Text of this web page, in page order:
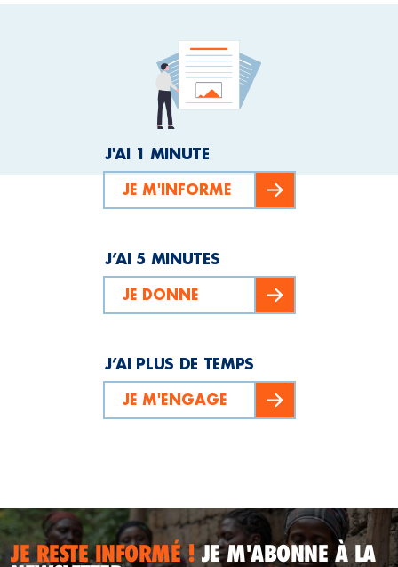
J'AI 1 MINUTE
JE M'INFORME
J’AI 5 MINUTES
JE DONNE
J’AI PLUS DE TEMPS
JE M'ENGAGE
JE RESTE INFORMÉ !JE M'ABONNE À LA